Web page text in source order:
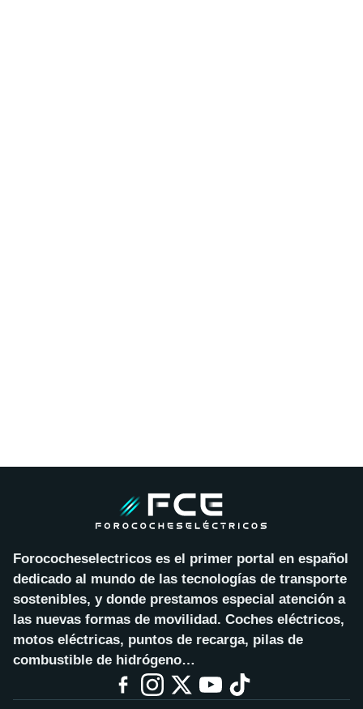
Forococheselectricos es el primer portal en español
dedicado al mundo de las tecnologías de transporte
sostenibles, y donde prestamos especial atención a
las nuevas formas de movilidad. Coches eléctricos,
motos eléctricas, puntos de recarga, pilas de
combustible de hidrógeno…